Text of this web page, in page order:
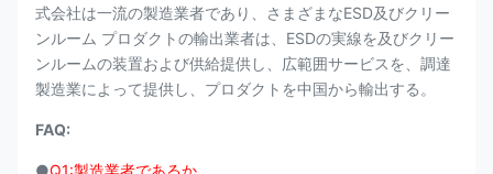
式会社は一流の製造業者であり、さまざまなESD及びクリー
ンルーム プロダクトの輸出業者は、ESDの実線を及びクリー
ンルームの装置および供給提供し、広範囲サービスを、調達
製造業によって提供し、プロダクトを中国から輸出する。
FAQ:
●Q1:製造業者であるか。